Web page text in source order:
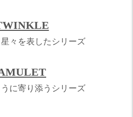
々を表したシリーズ
に寄り添うシリーズ